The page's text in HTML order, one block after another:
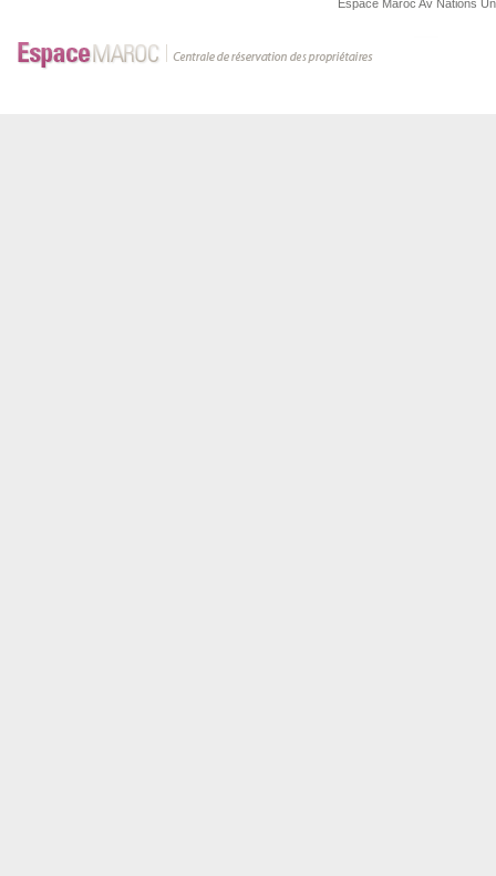
Espace Maroc Av Nations